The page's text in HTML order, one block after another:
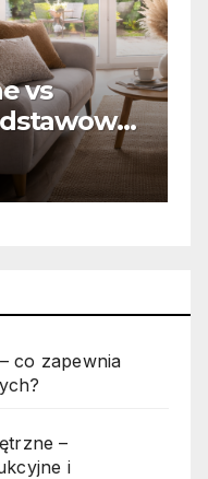
karna –
co zapewnia
–
i